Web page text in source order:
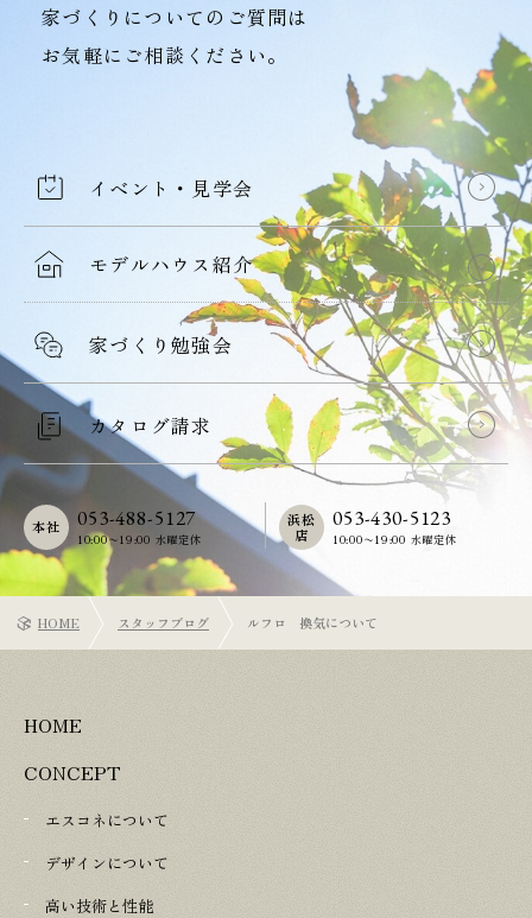
家づくりについてのご質問は
お気軽にご相談ください。
イベント・見学会
モデルハウス紹介
家づくり勉強会
カタログ請求
053-488-5127
10:00〜19:00 水曜定休
本社 053-430-5123
10:00〜19:00 水曜定休
浜松
店
HOME スタッフブログ ルフロ 換気について
HOME
CONCEPT
エスコネについて
デザインについて
高い技術と性能